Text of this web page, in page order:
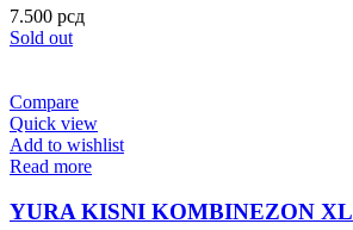
7.500 рсд
Sold out
Compare
Quick view
Add to wishlist
Read more
YURA KISNI KOMBINEZON XL